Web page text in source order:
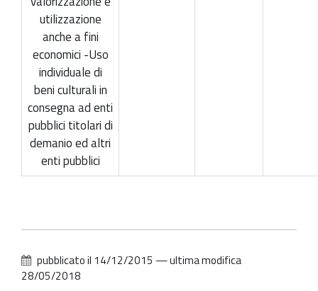
utilizzazione
anche a fini
economici -Uso
individuale di
beni culturali in
consegna ad enti
pubblici titolari di
demanio ed altri
enti pubblici
pubblicato il 14/12/2015 —ultima modifica
28/05/2018